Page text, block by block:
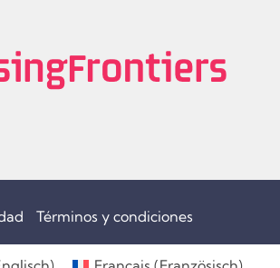
Términos y condiciones